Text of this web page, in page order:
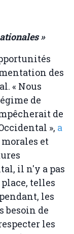
»
des
« Nous
de
de
», a
et
il n'y a pas
telles
les
besoin de
les